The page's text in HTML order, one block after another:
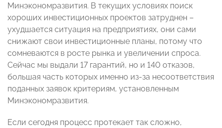
Минэкономразвития. В текущих условиях поиск
хороших инвестиционных проектов затруднен –
ухудшается ситуация на предприятиях, они сами
снижают свои инвестиционные планы, потому что
сомневаются в росте рынка и увеличении спроса.
Сейчас мы выдали 17 гарантий, но и 140 отказов,
большая часть которых именно из-за несоответствия
поданных заявок критериям, установленным
Минэкономразвития.
Если сегодня процесс протекает так сложно,